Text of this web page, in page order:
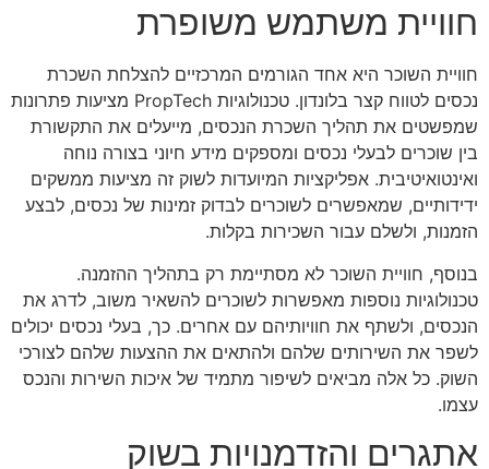
חוויית משתמש משופרת
חוויית השוכר היא אחד הגורמים המרכזיים להצלחת השכרת
נכסים לטווח קצר בלונדון. טכנולוגיות PropTech מציעות פתרונות
שמפשטים את תהליך השכרת הנכסים, מייעלים את התקשורת
בין שוכרים לבעלי נכסים ומספקים מידע חיוני בצורה נוחה
ואינטואיטיבית. אפליקציות המיועדות לשוק זה מציעות ממשקים
ידידותיים, שמאפשרים לשוכרים לבדוק זמינות של נכסים, לבצע
הזמנות, ולשלם עבור השכירות בקלות.
בנוסף, חוויית השוכר לא מסתיימת רק בתהליך ההזמנה.
טכנולוגיות נוספות מאפשרות לשוכרים להשאיר משוב, לדרג את
הנכסים, ולשתף את חוויותיהם עם אחרים. כך, בעלי נכסים יכולים
לשפר את השירותים שלהם ולהתאים את ההצעות שלהם לצורכי
השוק. כל אלה מביאים לשיפור מתמיד של איכות השירות והנכס
עצמו.
אתגרים והזדמנויות בשוק